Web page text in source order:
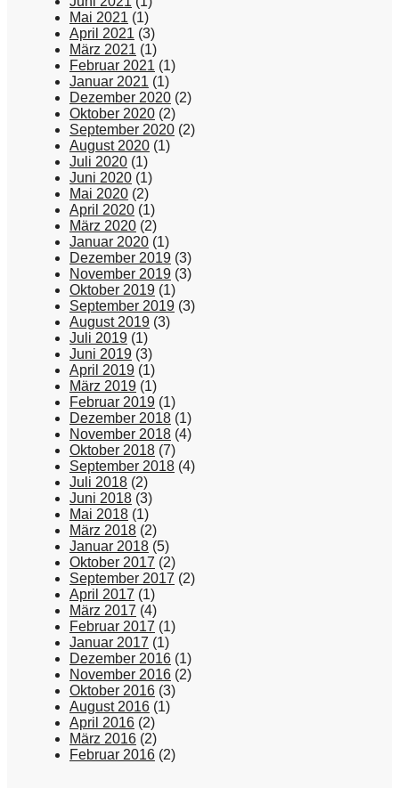
Mai 2021 (1)
April 2021 (3)
März 2021 (1)
Februar 2021 (1)
Januar 2021 (1)
Dezember 2020 (2)
Oktober 2020 (2)
September 2020 (2)
August 2020 (1)
Juli 2020 (1)
Juni 2020 (1)
Mai 2020 (2)
April 2020 (1)
März 2020 (2)
Januar 2020 (1)
Dezember 2019 (3)
November 2019 (3)
Oktober 2019 (1)
September 2019 (3)
August 2019 (3)
Juli 2019 (1)
Juni 2019 (3)
April 2019 (1)
März 2019 (1)
Februar 2019 (1)
Dezember 2018 (1)
November 2018 (4)
Oktober 2018 (7)
September 2018 (4)
Juli 2018 (2)
Juni 2018 (3)
Mai 2018 (1)
März 2018 (2)
Januar 2018 (5)
Oktober 2017 (2)
September 2017 (2)
April 2017 (1)
März 2017 (4)
Februar 2017 (1)
Januar 2017 (1)
Dezember 2016 (1)
November 2016 (2)
Oktober 2016 (3)
August 2016 (1)
April 2016 (2)
März 2016 (2)
Februar 2016 (2)